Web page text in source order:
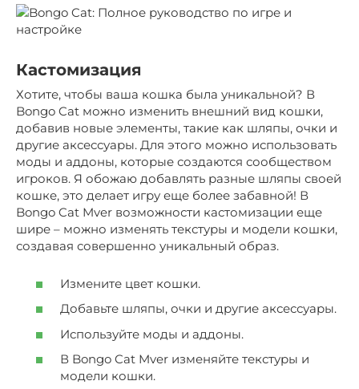
Кастомизация
Хотите, чтобы ваша кошка была уникальной? В
Bongo Cat можно изменить внешний вид кошки,
добавив новые элементы, такие как шляпы, очки и
другие аксессуары. Для этого можно использовать
моды и аддоны, которые создаются сообществом
игроков. Я обожаю добавлять разные шляпы своей
кошке, это делает игру еще более забавной! В
Bongo Cat Mver возможности кастомизации еще
шире – можно изменять текстуры и модели кошки,
создавая совершенно уникальный образ.
Измените цвет кошки.
Добавьте шляпы, очки и другие аксессуары.
Используйте моды и аддоны.
В Bongo Cat Mver изменяйте текстуры и
модели кошки.